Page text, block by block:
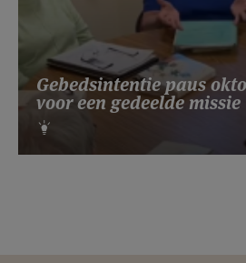
Gebedsintentie paus
voor een gedeelde missie